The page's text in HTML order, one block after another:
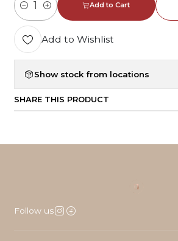
Quantity
Add to Cart
Add to Wishlist
Show stock from locations
SHARE THIS PRODUCT
Follow us